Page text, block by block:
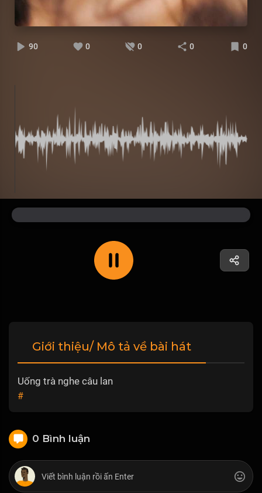
90 0 0 0 0
Giới thiệu/ Mô tả về bài hát
Uống trà nghe câu lan
#
0 Bình luận